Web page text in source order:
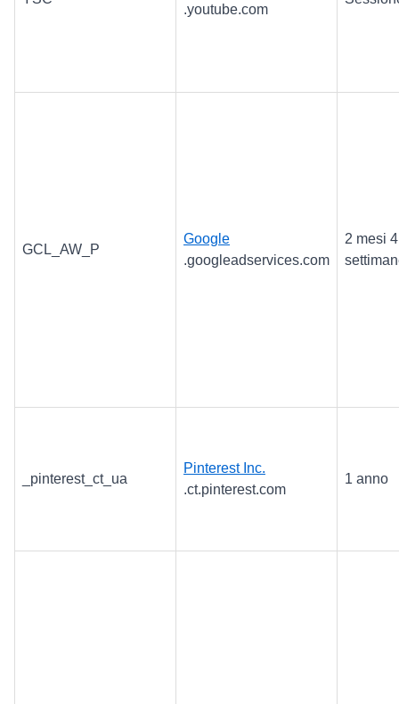
.youtube.com
GCL_AW_P
Google
.googleadservices.com
2 mesi 4
_pinterest_ct_ua
Pinterest Inc.
.ct.pinterest.com
1 anno